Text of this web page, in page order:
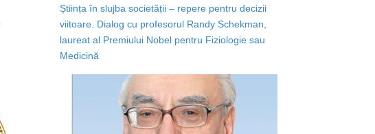
Știința în slujba societății – repere pentru decizii
viitoare. Dialog cu profesorul Randy Schekman,
laureat al Premiului Nobel pentru Fiziologie sau
Medicină